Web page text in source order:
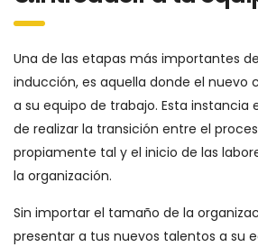
Una de las etapas más importantes
inducción, es aquella donde el nuevo
a su equipo de trabajo. Esta instancia
de realizar la transición entre el
propiamente tal y el inicio de las
la organización.
Sin importar el tamaño de la
presentar a tus nuevos talentos a su